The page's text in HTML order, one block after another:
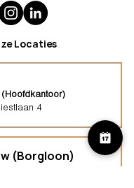
Locaties
4
(Borgloon)